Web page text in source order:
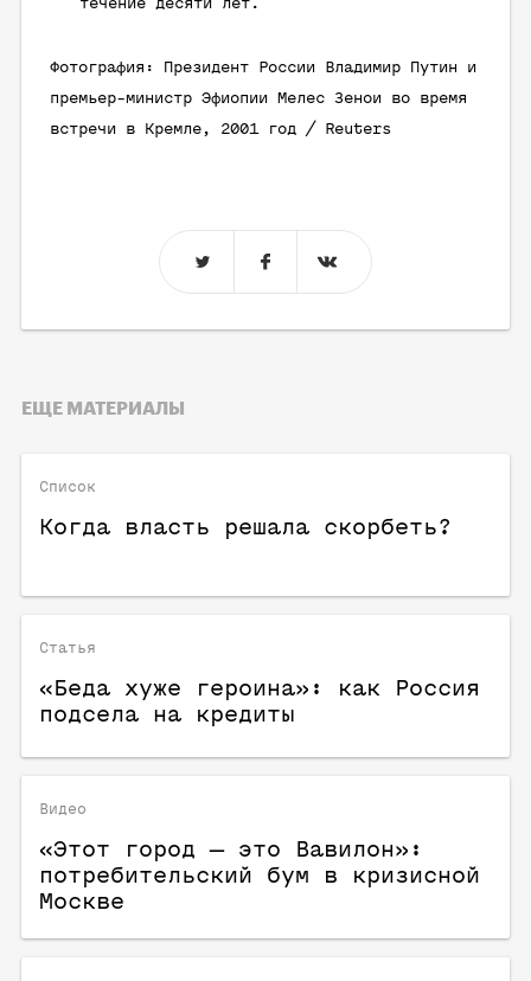
течение десяти лет.
Фотография: Президент России Владимир Путин и
премьер-министр Эфиопии Мелес Зенои во время
встречи в Кремле, 2001 год / Reuters
ЕЩЕ МАТЕРИАЛЫ
Список
Когда власть решала скорбеть?
Статья
«Беда хуже героина»: как Россия
подсела на кредиты
Видео
«Этот город — это Вавилон»:
потребительский бум в кризисной
Москве